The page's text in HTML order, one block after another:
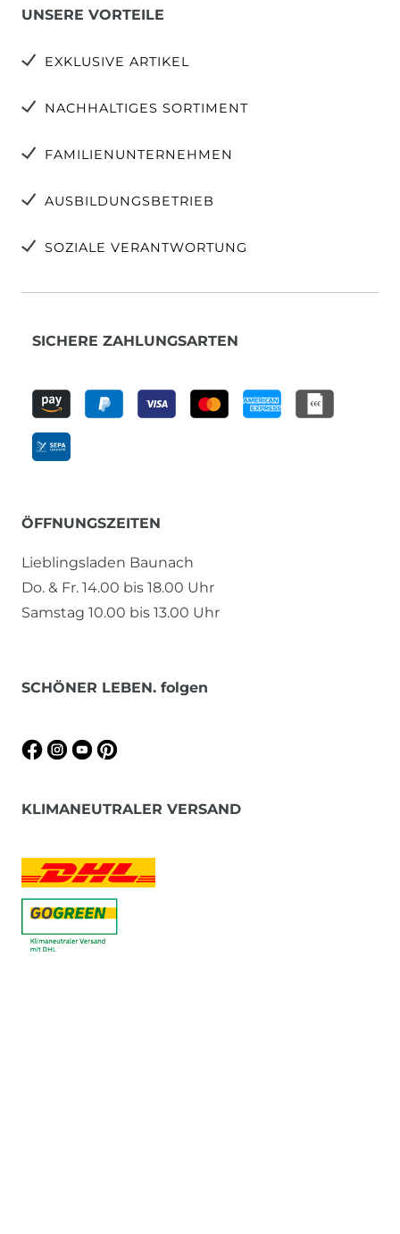
UNSERE VORTEILE
EXKLUSIVE ARTIKEL
NACHHALTIGES SORTIMENT
FAMILIENUNTERNEHMEN
AUSBILDUNGSBETRIEB
SOZIALE VERANTWORTUNG
SICHERE ZAHLUNGSARTEN
ÖFFNUNGSZEITEN
Lieblingsladen Baunach
Do. & Fr. 14.00 bis 18.00 Uhr
Samstag 10.00 bis 13.00 Uhr
SCHÖNER LEBEN. folgen
KLIMANEUTRALER VERSAND